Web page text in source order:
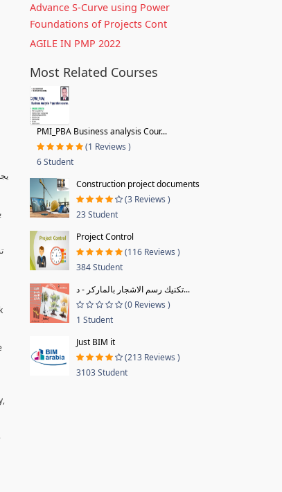
Advance S-Curve using Power
Foundations of Projects Cont
AGILE IN PMP 2022
Most Related Courses
PMI_PBA Business analysis Cour...
(1 Reviews )
6 Student
Construction project documents
(3 Reviews )
23 Student
Project Control
(116 Reviews )
384 Student
تكنيك رسم الاشجار بالماركر - د...
(0 Reviews )
1 Student
Just BIM it
(213 Reviews )
3103 Student